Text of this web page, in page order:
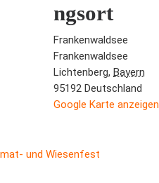
ngsort
Frankenwaldsee
Frankenwaldsee
Lichtenberg, Bayern
95192 Deutschland
Google Karte anzeigen
und Wiesenfest